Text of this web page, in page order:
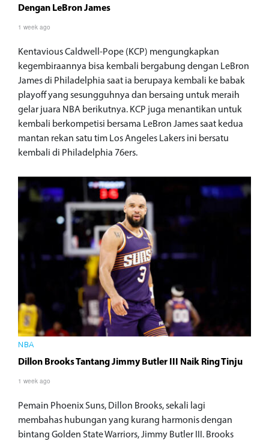
Dengan LeBron James
1 week ago
Kentavious Caldwell-Pope (KCP) mengungkapkan
kegembiraannya bisa kembali bergabung dengan LeBron
James di Philadelphia saat ia berupaya kembali ke babak
playoff yang sesungguhnya dan bersaing untuk meraih
gelar juara NBA berikutnya. KCP juga menantikan untuk
kembali berkompetisi bersama LeBron James saat kedua
mantan rekan satu tim Los Angeles Lakers ini bersatu
kembali di Philadelphia 76ers.
NBA
Dillon Brooks Tantang Jimmy Butler III Naik Ring Tinju
1 week ago
Pemain Phoenix Suns, Dillon Brooks, sekali lagi
membahas hubungan yang kurang harmonis dengan
bintang Golden State Warriors, Jimmy Butler III. Brooks